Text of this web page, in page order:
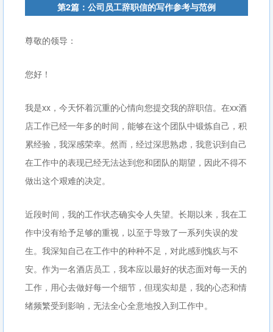
第2篇：公司员工辞职信的写作参考与范例
尊敬的领导：
您好！
我是xx，今天怀着沉重的心情向您提交我的辞职信。在xx酒
店工作已经一年多的时间，能够在这个团队中锻炼自己，积
累经验，我深感荣幸。然而，经过深思熟虑，我意识到自己
在工作中的表现已经无法达到您和团队的期望，因此不得不
做出这个艰难的决定。
近段时间，我的工作状态确实令人失望。长期以来，我在工
作中没有给予足够的重视，以至于导致了一系列失误的发
生。我深知自己在工作中的种种不足，对此感到愧疚与不
安。作为一名酒店员工，我本应以最好的状态面对每一天的
工作，用心去做好每一个细节，但现实却是，我的心态和情
绪频繁受到影响，无法全心全意地投入到工作中。